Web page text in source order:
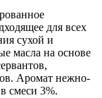
для всех
сухой и
масла на основе
Аромат нежно-
смеси 3%.